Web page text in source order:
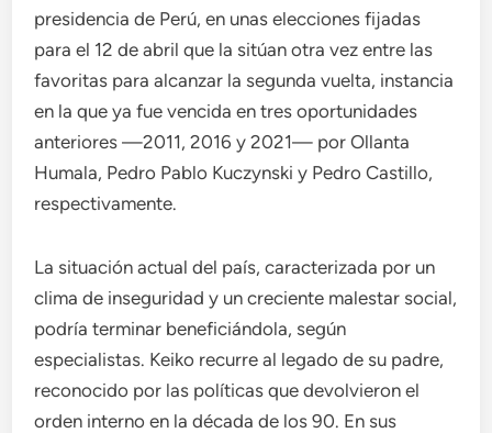
presidencia de Perú, en unas elecciones fijadas
para el 12 de abril que la sitúan otra vez entre las
favoritas para alcanzar la segunda vuelta, instancia
en la que ya fue vencida en tres oportunidades
anteriores —2011, 2016 y 2021— por Ollanta
Humala, Pedro Pablo Kuczynski y Pedro Castillo,
respectivamente.
La situación actual del país, caracterizada por un
clima de inseguridad y un creciente malestar social,
podría terminar beneficiándola, según
especialistas. Keiko recurre al legado de su padre,
reconocido por las políticas que devolvieron el
orden interno en la década de los 90. En sus